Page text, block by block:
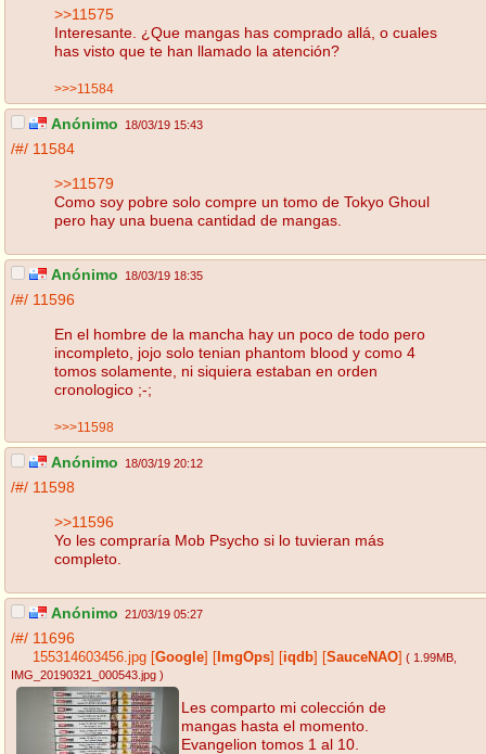
>>11575
Interesante. ¿Que mangas has comprado allá, o cuales
has visto que te han llamado la atención?
>>>11584
Anónimo 18/03/19 15:43
/#/ 11584
>>11579
Como soy pobre solo compre un tomo de Tokyo Ghoul
pero hay una buena cantidad de mangas.
Anónimo 18/03/19 18:35
/#/ 11596
En el hombre de la mancha hay un poco de todo pero
incompleto, jojo solo tenian phantom blood y como 4
tomos solamente, ni siquiera estaban en orden
cronologico ;-;
>>>11598
Anónimo 18/03/19 20:12
/#/ 11598
>>11596
Yo les compraría Mob Psycho si lo tuvieran más
completo.
Anónimo 21/03/19 05:27
/#/ 11696
155314603456.jpg Google ImgOps iqdb SauceNAO ( 1.99MB
IMG_20190321_000543.jpg )
Les comparto mi colección de
mangas hasta el momento.
Evangelion tomos 1 al 10.